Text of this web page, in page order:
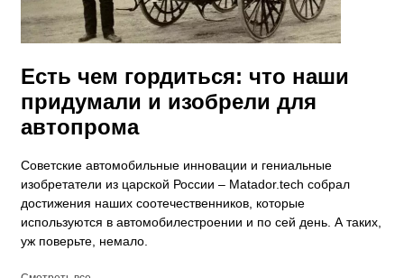
Есть чем гордиться: что наши
придумали и изобрели для
автопрома
Советские автомобильные инновации и гениальные
изобретатели из царской России – Matador.tech собрал
достижения наших соотечественников, которые
используются в автомобилестроении и по сей день. А таких,
уж поверьте, немало.